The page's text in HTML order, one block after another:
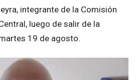
integrante de la Comisión
luego de salir de la
19 de agosto.